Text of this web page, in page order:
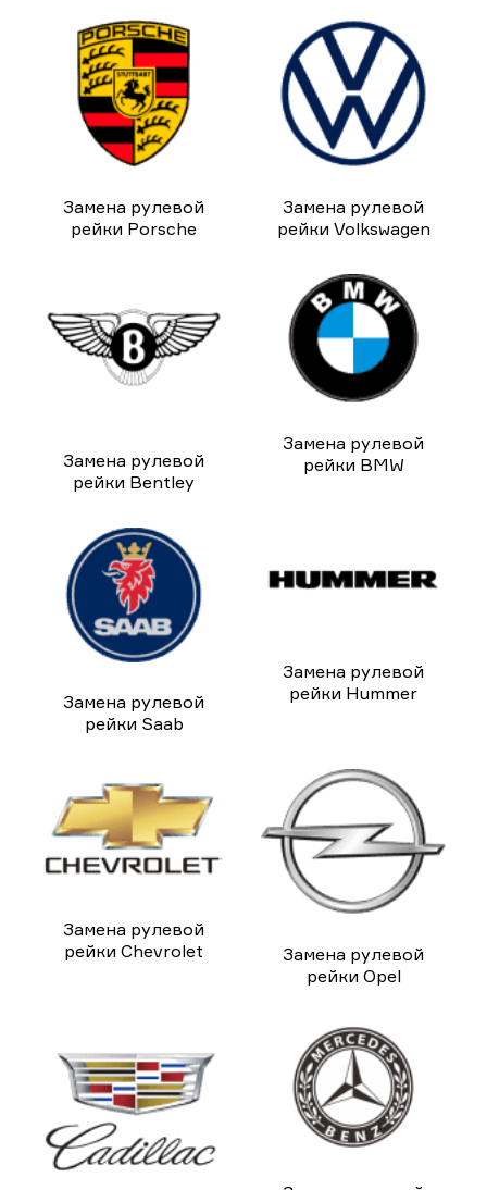
Замена рулевой
рейки Porsche
Замена рулевой
рейки Volkswagen
Замена рулевой
рейки Bentley
Замена рулевой
рейки BMW
Замена рулевой
рейки Saab
Замена рулевой
рейки Hummer
Замена рулевой
рейки Chevrolet
Замена рулевой
рейки Opel